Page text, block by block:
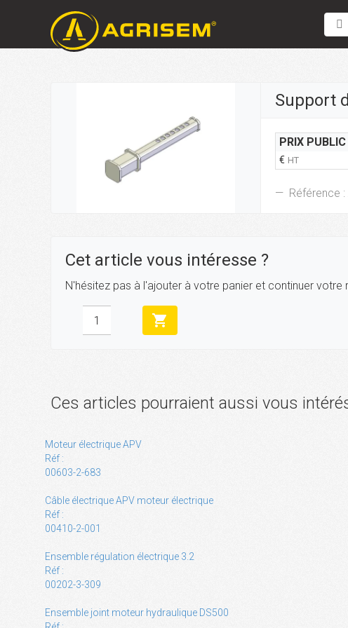
Support
PRIX PUBLIC
€ HT
Référence :
Cet article vous intéresse ?
N'hésitez pas à l'ajouter à votre panier et continuer votre
shopping_cart
Ces articles pourraient aussi vous
Moteur électrique APV
Réf :
00603-2-683
Câble électrique APV moteur électrique
Réf :
00410-2-001
Ensemble régulation électrique 3.2
Réf :
00202-3-309
Ensemble joint moteur hydraulique DS500